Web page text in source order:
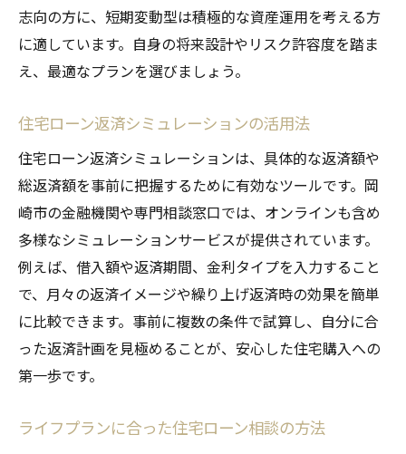
志向の方に、短期変動型は積極的な資産運用を考える方
に適しています。自身の将来設計やリスク許容度を踏ま
え、最適なプランを選びましょう。
住宅ローン返済シミュレーションの活用法
住宅ローン返済シミュレーションは、具体的な返済額や
総返済額を事前に把握するために有効なツールです。岡
崎市の金融機関や専門相談窓口では、オンラインも含め
多様なシミュレーションサービスが提供されています。
例えば、借入額や返済期間、金利タイプを入力すること
で、月々の返済イメージや繰り上げ返済時の効果を簡単
に比較できます。事前に複数の条件で試算し、自分に合
った返済計画を見極めることが、安心した住宅購入への
第一歩です。
ライフプランに合った住宅ローン相談の方法